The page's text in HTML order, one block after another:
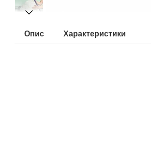
Опис Характеристики